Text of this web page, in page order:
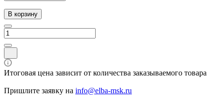
В корзину
Итоговая цена зависит от количества заказываемого товара
Пришлите заявку на info@elba-msk.ru